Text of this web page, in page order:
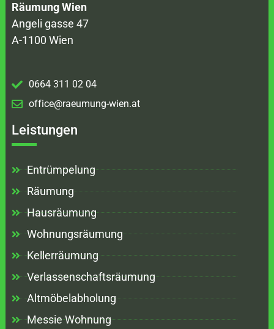
Räumung Wien
Angeli gasse 47
A-1100 Wien
0664 311 02 04
office@raeumung-wien.at
Leistungen
Entrümpelung
Räumung
Hausräumung
Wohnungsräumung
Kellerräumung
Verlassenschaftsräumung
Altmöbelabholung
Messie Wohnung